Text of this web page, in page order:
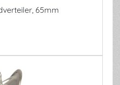
65mm